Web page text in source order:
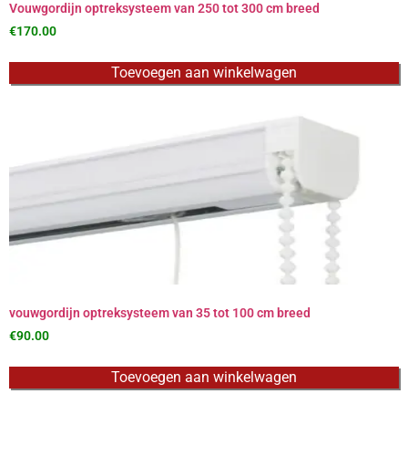
Vouwgordijn optreksysteem van 250 tot 300 cm breed
€170.00
Toevoegen aan winkelwagen
vouwgordijn optreksysteem van 35 tot 100 cm breed
€90.00
Toevoegen aan winkelwagen